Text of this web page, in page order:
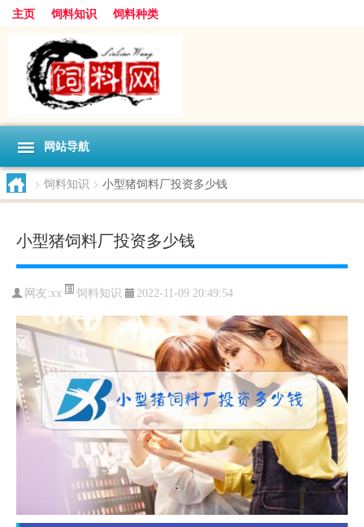
主页 饲料知识 饲料种类
网站导航
> 饲料知识 > 小型猪饲料厂投资多少钱
小型猪饲料厂投资多少钱
网友:xx 饲料知识 2022-11-09 20:49:54